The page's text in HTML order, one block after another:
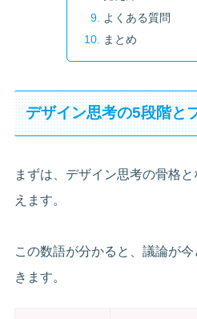
よくある質問
まとめ
デザイン思考の5段階と
まずは、デザイン思考の骨格
えます。
この数語が分かると、議論が
きます。